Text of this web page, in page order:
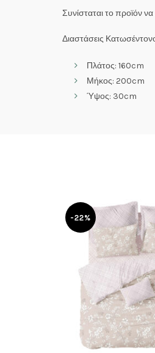
Συνίσταται το προϊόν
Διαστάσεις
Πλάτος: 160cm
Μήκος: 200cm
Ύψος: 30cm
-22%